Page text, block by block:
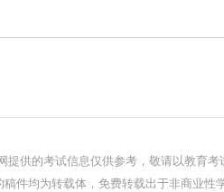
供的考试信息仅供参考，敬请以教育考
件均为转载体，免费转载出于非商业性